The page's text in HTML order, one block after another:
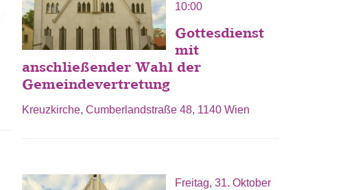
10:00
Gottesdienst
mit
anschließender Wahl der
Gemeindevertretung
Kreuzkirche, Cumberlandstraße 48, 1140 Wien
Freitag, 31. Oktober